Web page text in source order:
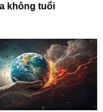
không tuổi